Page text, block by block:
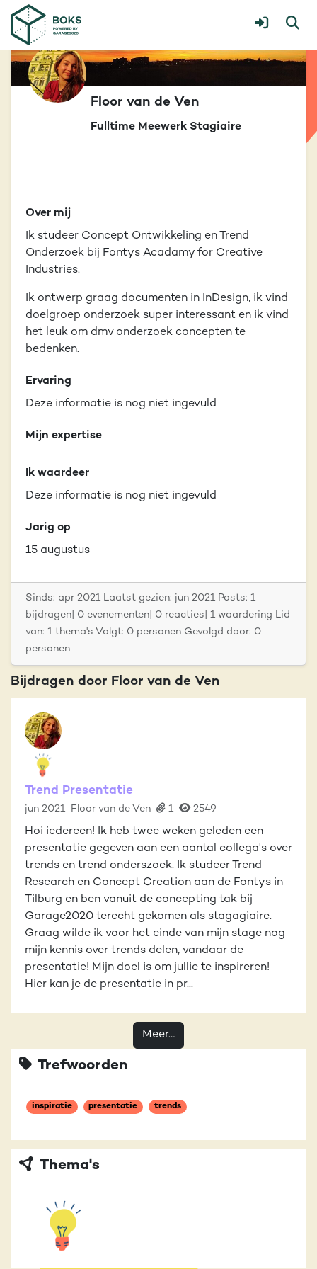
Floor van de Ven
Fulltime Meewerk Stagiaire
Over mij
Ik studeer Concept Ontwikkeling en Trend
Onderzoek bij Fontys Acadamy for Creative
Industries.
Ik ontwerp graag documenten in InDesign, ik vind
doelgroep onderzoek super interessant en ik vind
het leuk om dmv onderzoek concepten te
bedenken.
Ervaring
Deze informatie is nog niet ingevuld
Mijn expertise
Ik waardeer
Deze informatie is nog niet ingevuld
Jarig op
15 augustus
Sinds: apr 2021 Laatst gezien: jun 2021 Posts: 1
bijdragen| 0 evenementen| 0 reacties| 1 waardering Lid
van: 1 thema's Volgt: 0 personen Gevolgd door: 0
personen
Bijdragen door Floor van de Ven
Trend Presentatie
jun 2021 Floor van de Ven 1 2549
Hoi iedereen! Ik heb twee weken geleden een
presentatie gegeven aan een aantal collega's over
trends en trend onderszoek. Ik studeer Trend
Research en Concept Creation aan de Fontys in
Tilburg en ben vanuit de concepting tak bij
Garage2020 terecht gekomen als stagagiaire.
Graag wilde ik voor het einde van mijn stage nog
mijn kennis over trends delen, vandaar de
presentatie! Mijn doel is om jullie te inspireren!
Hier kan je de presentatie in pr...
Meer…
Trefwoorden
inspiratie presentatie trends
Thema's